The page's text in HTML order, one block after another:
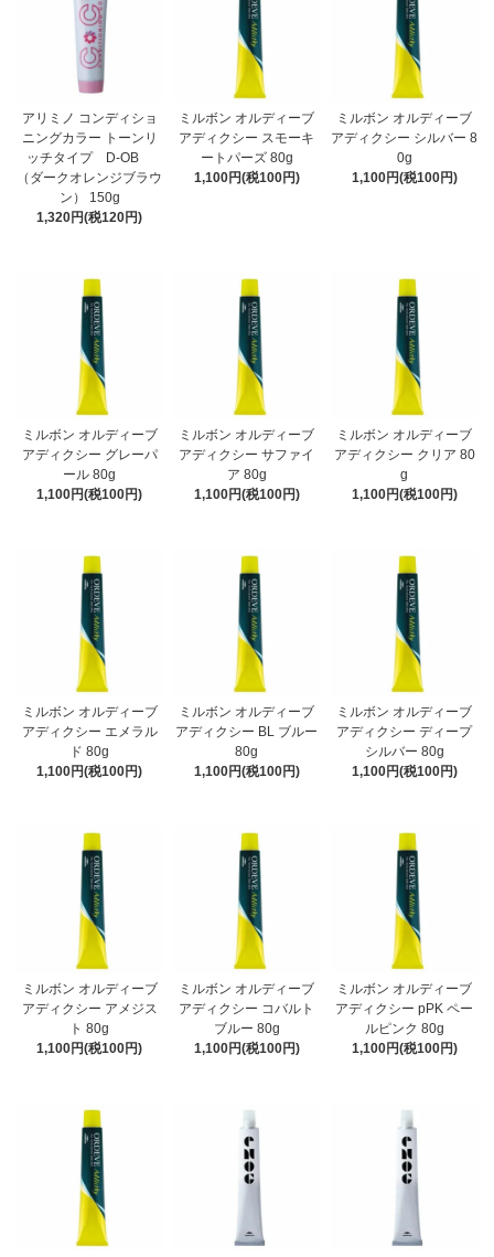
アリミノ コンディショ
ニングカラー トーンリ
ッチタイプ D-OB
（ダークオレンジブラウ
ン） 150g
1,320円(税120円)
ミルボン オルディーブ
アディクシー スモーキ
ートパーズ 80g
1,100円(税100円)
ミルボン オルディーブ
アディクシー シルバー 8
0g
1,100円(税100円)
ミルボン オルディーブ
アディクシー グレーパ
ール 80g
1,100円(税100円)
ミルボン オルディーブ
アディクシー サファイ
ア 80g
1,100円(税100円)
ミルボン オルディーブ
アディクシー クリア 80
g
1,100円(税100円)
ミルボン オルディーブ
アディクシー エメラル
ド 80g
1,100円(税100円)
ミルボン オルディーブ
アディクシー BL ブルー
80g
1,100円(税100円)
ミルボン オルディーブ
アディクシー ディープ
シルバー 80g
1,100円(税100円)
ミルボン オルディーブ
アディクシー アメジス
ト 80g
1,100円(税100円)
ミルボン オルディーブ
アディクシー コバルト
ブルー 80g
1,100円(税100円)
ミルボン オルディーブ
アディクシー pPK ペー
ルピンク 80g
1,100円(税100円)